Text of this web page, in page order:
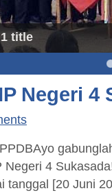
title
Negeri 4
Negeri 4
tanggal [20 Juni